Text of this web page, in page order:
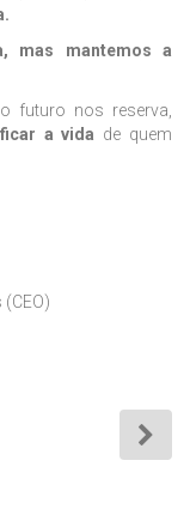
mas mantemos a
futuro nos reserva,
a vida de quem